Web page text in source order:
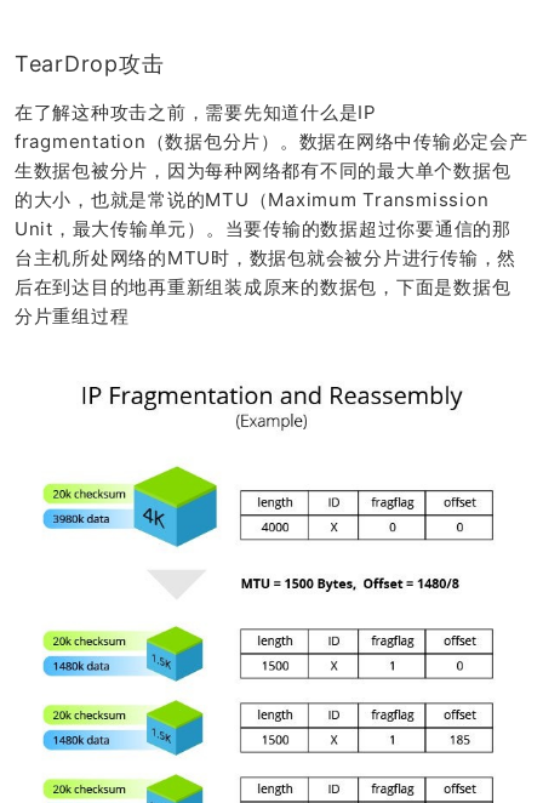
TearDrop攻击
在了解这种攻击之前，需要先知道什么是IP
fragmentation（数据包分片）。数据在网络中传输必定会产
生数据包被分片，因为每种网络都有不同的最大单个数据包
的大小，也就是常说的MTU（Maximum Transmission
Unit，最大传输单元）。当要传输的数据超过你要通信的那
台主机所处网络的MTU时，数据包就会被分片进行传输，然
后在到达目的地再重新组装成原来的数据包，下面是数据包
分片重组过程